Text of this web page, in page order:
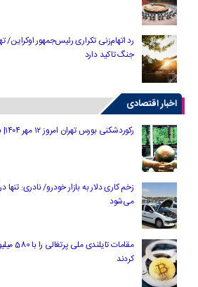
رد اتهام‌زنی تکراری رئیس‌جمهور اوکراین/
جنگ تاکید دارد
اخبار اقتصادی
رکوردشکنی بورس تهران امروز ۱۲ مهر ۱۴۰۴| بازار سهام رونق گرفت
زخم کاری دلار به بازار خودرو/ نادری:
می‌شود
مقامات
کردند